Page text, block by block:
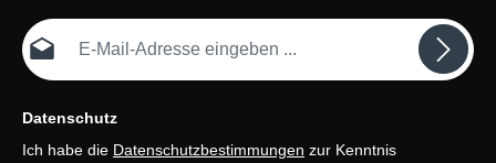
E-Mail-Adresse*
Datenschutz
Ich habe die Datenschutzbestimmungen zur Kenntnis